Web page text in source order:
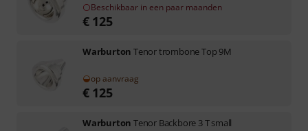
Beschikbaar in een paar maanden
€ 125
Warburton Tenor trombone Top 9M
op aanvraag
€ 125
Warburton Tenor Backbore 3 T small